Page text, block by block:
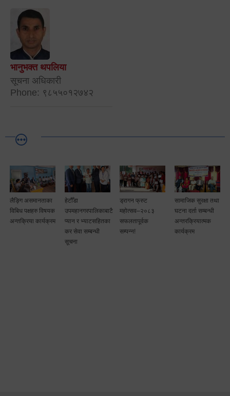
भानुभक्त थपलिया
सूचना अधिकारी
Phone: ९८५५०१२७४२
लैङ्गि असमानताका
विबिध पक्षहरु विषयक
अन्तक्रिया कार्यक्रम
हेटौँडा
उपमहानगरपालिकाबाटै
प्यान र भ्याटसहितका
कर सेवा सम्बन्धी
सूचना
ड्रागन फ्रुट
महोत्सव–२०८३
सफलतापूर्वक
सम्पन्न!
सामाजिक सुरक्षा तथा
घटना दर्ता सम्बन्धी
अन्तरक्रियात्मक
कार्यक्रम